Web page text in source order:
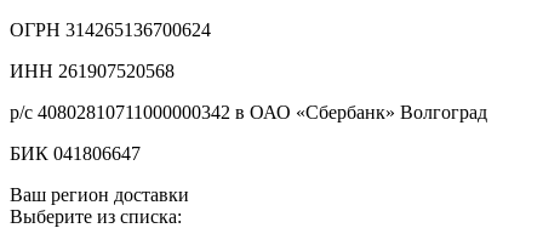
ОГРН 314265136700624
ИНН 261907520568
р/с 40802810711000000342 в ОАО «Сбербанк» Волгоград
БИК 041806647
Ваш регион доставки
Выберите из списка: